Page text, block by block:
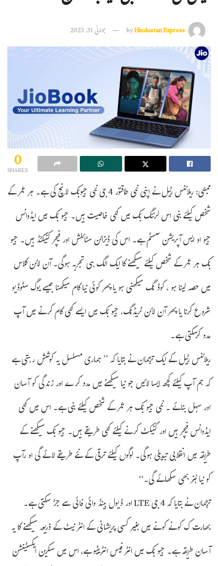
byHindustan Express جولائی 31, 2023
0
SHARES
ممبئی: ریلائنس رٹیل نے اپنی نئی طاقتور 4 جی نئی جیوبُک لانچ کی ہے۔ ہر عمر کے
شخص کیلئے بنی اس لرننگ بُک میں کئی خاصیت ہیں۔ جیو بُک میں ایڈوانس
جیو او ایس آپریشن سسٹم ہے۔ اس کی ڈیزائن سٹائلش اور فیچر کنیکٹڈ ہیں۔ جیو
بُک ہر عمر کے شخص کیلئے سیکھنے کا ایک الگ ہی تجربہ ہوگی۔ آن لائن کلاس
میں حصہ لینا ہو ، کوڈ نگ سیکھنی ہو یا پھر کوئی نیا کام سیکھنا جیسے یوگ سٹوڈیو
شروع کرنا یا پھر آن لائن ٹریڈنگ، جیو بُک میں ایسے کئی کام کرنے میں آپ
مدد کرسکتی ہے۔
ریلائنس رٹیل کے ایک ترجمان نے بتایا کہ ’’ ہماری مسلسل یہ کوشش رہتی ہے
کہ ہم آپ کیلئے کچھ ایسا لائیں جو نیا سیکھنے میں مدد کرے اور زندگی کو آسان
اور سہل بنائے ۔ نئی جیو بُک ہر عمر کے شخص کیلئے بنی ہے۔ اس میں کئی
ایڈوانس فیچر ہیں اور کنیکٹ کرنے کیلئے کئی طریقے ہیں۔ جیو بُک سیکھنے کے
طریقہ میں انقلابی تبدیلی ہوگی۔ لوگوں کیلئے ترقی کے نئے طریقے لائے گی او رآپ
کو نیا ہُنر بھی سکھائے گی۔‘‘
ترجمان نے بتایا کہ 4 جی LTE اور ڈیول بینڈ وائی فائی سے جڑ سکتی ہے۔
بھارت ک کونے کونے میں بغیر کسی پریشانی کے انٹر نیٹ کے ذریعہ سیکھنے کا یہ
آسان طریقہ ہے۔ جیو بُک میں انٹر فیس انٹریٹیو ہے، اس میں سکرین ایکسٹینشن